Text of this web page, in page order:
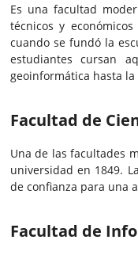
Es una facultad
técnicos y
cuando se fundó la
estudiantes cursan
geoinformática hasta
Facultad de
Una de las facultades
universidad en 1849.
de confianza para una
Facultad de